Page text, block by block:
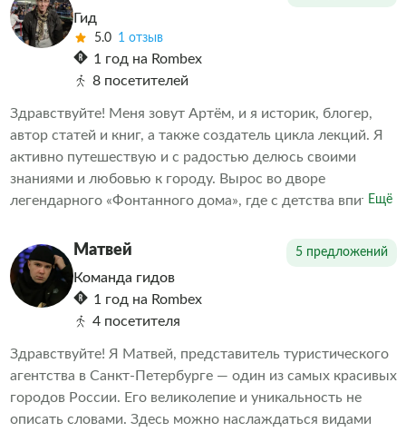
Гид
5.0 1 отзыв
1 год на Rombex
8 посетителей
Здравствуйте! Меня зовут Артём, и я историк, блогер,
автор статей и книг, а также создатель цикла лекций. Я
активно путешествую и с радостью делюсь своими
знаниями и любовью к городу. Вырос во дворе
легендарного «Фонтанного дома», где с детства впитал
передаю эту любовь и свои знания всем, кто
интересуется историей и культурой нашего прекрасного
города.
Ещё
Матвей 5 предложений
Команда гидов
1 год на Rombex
4 посетителя
Здравствуйте! Я Матвей, представитель туристического
агентства в Санкт-Петербурге — один из самых красивых
городов России. Его великолепие и уникальность не
описать словами. Здесь можно наслаждаться видами